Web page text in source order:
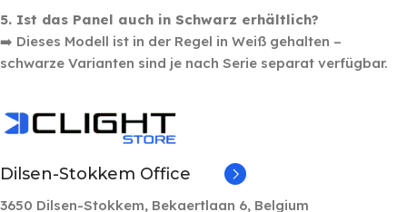
5. Ist das Panel auch in Schwarz erhältlich?
➡️ Dieses Modell ist in der Regel in Weiß gehalten –
schwarze Varianten sind je nach Serie separat verfügbar.
Dilsen-Stokkem Office
3650 Dilsen-Stokkem, Bekaertlaan 6, Belgium